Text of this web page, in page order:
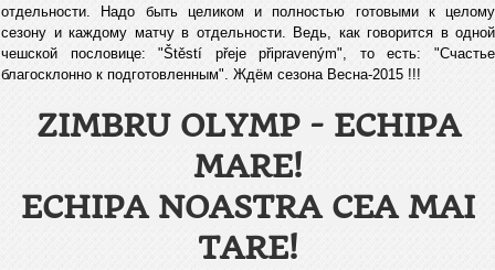
отдельности. Надо быть целиком и полностью готовыми к целому
сезону и каждому матчу в отдельности. Ведь, как говорится в одной
чешской пословице: "Štěstí přeje připraveným", то есть: "Счастье
благосклонно к подготовленным". Ждём сезона Весна-2015 !!!
ZIMBRU OLYMP - ECHIPA
MARE!
ECHIPA NOASTRA CEA MAI
TARE!